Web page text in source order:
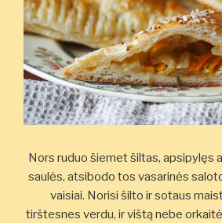
Nors ruduo šiemet šiltas, apsipylęs
saulės, atsibodo tos vasarinės
vaisiai. Norisi šilto ir sotaus
tirštesnes verdu, ir vištą nebe